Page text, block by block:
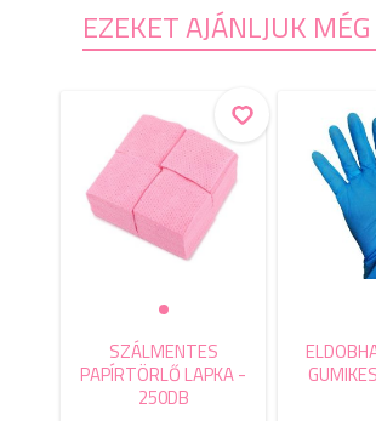
EZEKET AJÁNLJUK
SZÁLMENTES
PAPÍRTÖRLŐ LAPKA -
250DB